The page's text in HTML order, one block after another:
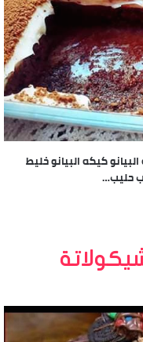
كيكه البيانو خليط
حليب…